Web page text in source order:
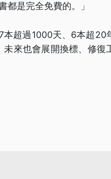
都是完全免費的。」
超過1000天、6本超20
來也會展開換標、修復